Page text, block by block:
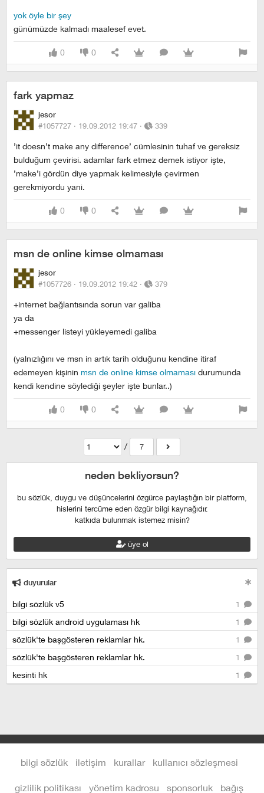
yok öyle bir şey
günümüzde kalmadı maalesef evet.
0 0
fark yapmaz
jesor
#1057727 · 19.09.2012 19:47 · 339
’it doesn’t make any difference’ cümlesinin tuhaf ve gereksiz
bulduğum çevirisi. adamlar fark etmez demek istiyor işte,
’make’i gördün diye yapmak kelimesiyle çevirmen
gerekmiyordu yani.
0 0
msn de online kimse olmaması
jesor
#1057726 · 19.09.2012 19:42 · 379
+internet bağlantısında sorun var galiba
ya da
+messenger listeyi yükleyemedi galiba
(yalnızlığını ve msn in artık tarih olduğunu kendine itiraf
edemeyen kişinin msn de online kimse olmaması durumunda
kendi kendine söylediği şeyler işte bunlar..)
0 0
/ 7
neden bekliyorsun?
bu sözlük, duygu ve düşüncelerini özgürce paylaştığın bir platform,
hislerini tercüme eden özgür bilgi kaynağıdır.
katkıda bulunmak istemez misin?
üye ol
duyurular
1
bilgi sözlük v5
1
bilgi sözlük android uygulaması hk
1
sözlük'te başgösteren reklamlar hk.
1
sözlük'te başgösteren reklamlar hk.
1
kesinti hk
bilgi sözlük iletişim kurallar kullanıcı sözleşmesi
gizlilik politikası yönetim kadrosu sponsorluk bağış